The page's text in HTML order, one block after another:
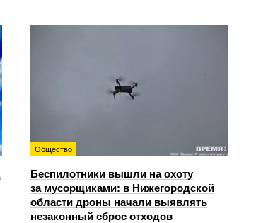
Общество
Беспилотники вышли на охоту
за мусорщиками: в Нижегородской
области дроны начали выявлять
незаконный сброс отходов